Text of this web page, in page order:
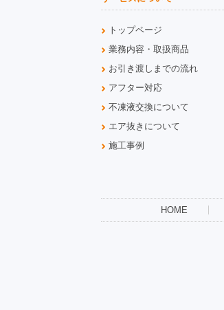
トップページ
業務内容・取扱商品
お引き渡しまでの流れ
アフター対応
不凍液交換について
エア抜きについて
施工事例
HOME